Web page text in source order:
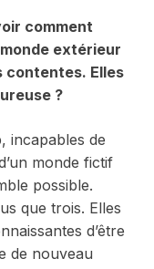
comment
extérieur
contentes. Elles
?
incapables de
monde fictif
possible.
que trois. Elles
d’être
de nouveau